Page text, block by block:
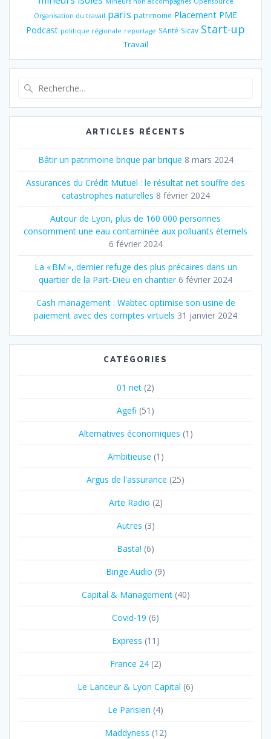
Organisation du travail paris patrimoine Placement PME
Podcast politique régionale reportage SAnté Sicav Start-up
Travail
:
ARTICLES RÉCENTS
Bâtir un patrimoine brique par brique 8 mars 2024
Assurances du Crédit Mutuel : le résultat net souffre des
catastrophes naturelles 8 février 2024
Autour de Lyon, plus de 160 000 personnes
consomment une eau contaminée aux polluants éternels
6 février 2024
La « BM », dernier refuge des plus précaires dans un
quartier de la Part‐Dieu en chantier 6 février 2024
Cash management : Wabtec optimise son usine de
paiement avec des comptes virtuels 31 janvier 2024
CATÉGORIES
01 net (2)
Agefi (51)
Alternatives économiques (1)
Ambitieuse (1)
Argus de l'assurance (25)
Arte Radio (2)
Autres (3)
Basta! (6)
Binge.Audio (9)
Capital & Management(40)
Covid-19 (6)
Express (11)
France 24(2)
Le Lanceur & Lyon Capital (6)
Le Parisien (4)
Maddyness (12)